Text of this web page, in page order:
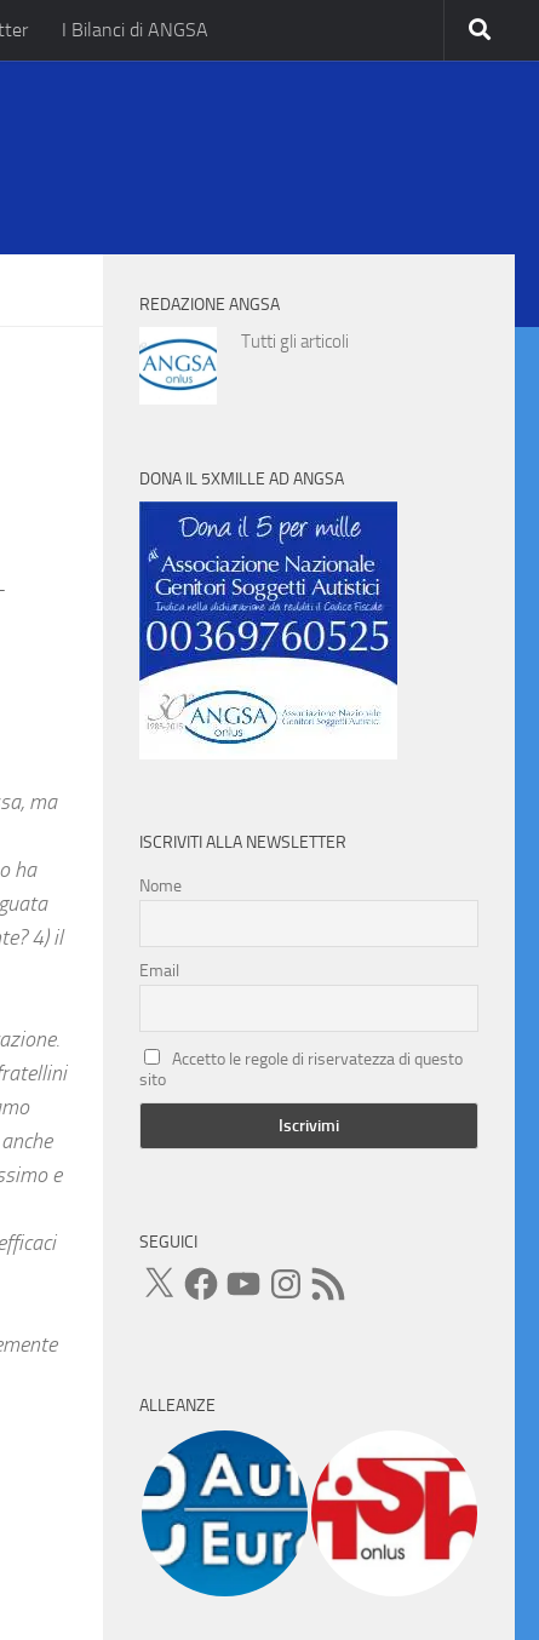
I Bilanci di ANGSA
ma
ha
4) il
e
REDAZIONE ANGSA
Tutti gli articoli
DONA IL 5XMILLE AD ANGSA
ISCRIVITI ALLA NEWSLETTER
Nome
Email
Accetto le regole di riservatezza di questo
sito
SEGUICI
X FacebookYouTubeInstagram
Feed
RSS
ALLEANZE